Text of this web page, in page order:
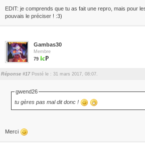
EDIT: je comprends que tu as fait une repro, mais pour
pouvais le préciser ! :3)
Gambas30
Membre
79
Réponse #17 Posté le : 31 mars 2017, 08:07.
gwend26
tu gères pas mal dit donc !
Merci